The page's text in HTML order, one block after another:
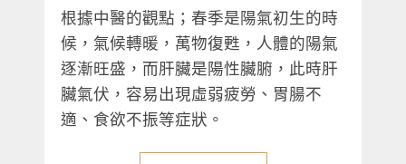
根據中醫的觀點；春季是陽氣初生的時
候，氣候轉暖，萬物復甦，人體的陽氣
逐漸旺盛，而肝臟是陽性臟腑，此時肝
臟氣伏，容易出現虛弱疲勞、胃腸不
適、食欲不振等症狀。